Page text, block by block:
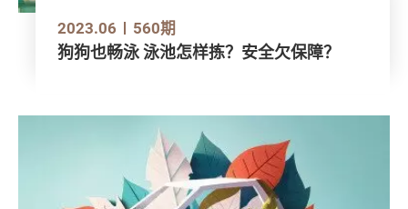
2023.06 560期
狗狗也畅泳 泳池怎样拣？安全欠保障？